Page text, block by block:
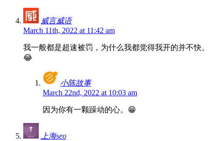
威言威语
March 11th, 2022 at 11:42 am
我一般都是超速被罚，为什么我都觉得我开的并不快。
😂
小陈故事
March 22nd, 2022 at 10:03 am
因为你有一颗躁动的心。😁
上海seo